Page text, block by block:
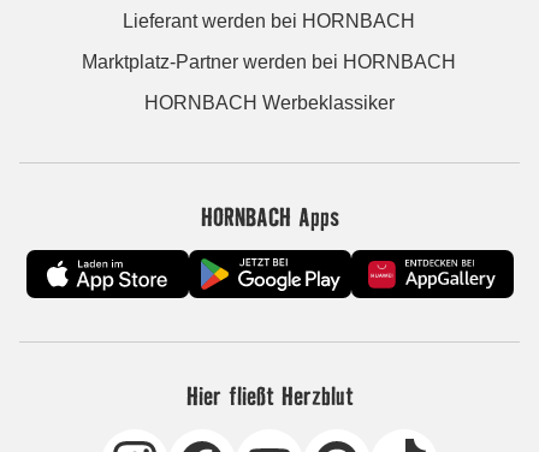
Lieferant werden bei HORNBACH
Marktplatz-Partner werden bei HORNBACH
HORNBACH Werbeklassiker
HORNBACH Apps
Hier fließt Herzblut